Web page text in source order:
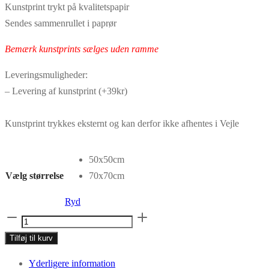
til
349,30 kr.
Kunstprint trykt på kvalitetspapir
Sendes sammenrullet i paprør
Bemærk kunstprints sælges uden ramme
Leveringsmuligheder:
– Levering af kunstprint (+39kr)
Kunstprint trykkes eksternt og kan derfor ikke afhentes i Vejle
Vælg størrelse
50x50cm
70x70cm
Ryd
Kunstprint
No.040
Tilføj til kurv
Yderligere information